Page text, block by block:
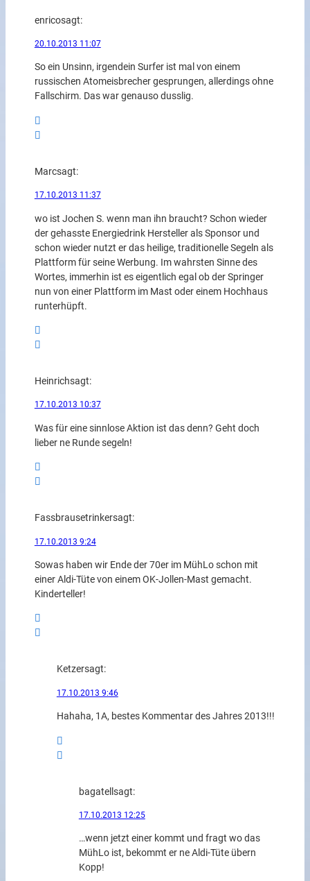
enricosagt:
20.10.2013 11:07
So ein Unsinn, irgendein Surfer ist mal von einem
russischen Atomeisbrecher gesprungen, allerdings ohne
Fallschirm. Das war genauso dusslig.
Marcsagt:
17.10.2013 11:37
wo ist Jochen S. wenn man ihn braucht? Schon wieder
der gehasste Energiedrink Hersteller als Sponsor und
schon wieder nutzt er das heilige, traditionelle Segeln als
Plattform für seine Werbung. Im wahrsten Sinne des
Wortes, immerhin ist es eigentlich egal ob der Springer
nun von einer Plattform im Mast oder einem Hochhaus
runterhüpft.
Heinrichsagt:
17.10.2013 10:37
Was für eine sinnlose Aktion ist das denn? Geht doch
lieber ne Runde segeln!
Fassbrausetrinkersagt:
17.10.2013 9:24
Sowas haben wir Ende der 70er im MühLo schon mit
einer Aldi-Tüte von einem OK-Jollen-Mast gemacht.
Kinderteller!
Ketzersagt:
17.10.2013 9:46
Hahaha, 1A, bestes Kommentar des Jahres 2013!!!
bagatell sagt:
17.10.2013 12:25
…wenn jetzt einer kommt und fragt wo das
MühLo ist, bekommt er ne Aldi-Tüte übern
Kopp!